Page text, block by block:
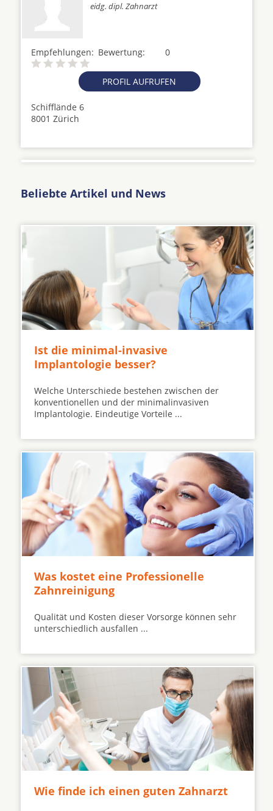
eidg. dipl. Zahnarzt
Empfehlungen: 0
Bewertung:
PROFIL AUFRUFEN
Schifflände 6
8001 Zürich
Beliebte Artikel und News
Ist die minimal-invasive
Implantologie besser?
Welche Unterschiede bestehen zwischen der
konventionellen und der minimalinvasiven
Implantologie. Eindeutige Vorteile ...
Was kostet eine Professionelle
Zahnreinigung
Qualität und Kosten dieser Vorsorge können sehr
unterschiedlich ausfallen ...
Wie finde ich einen guten Zahnarzt